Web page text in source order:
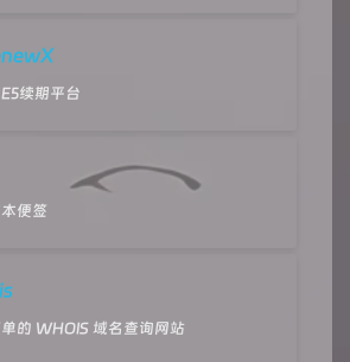
续期平台
便签
的 WHOIS 域名查询网站